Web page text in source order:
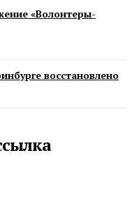
«Волонтеры-
восстановлено